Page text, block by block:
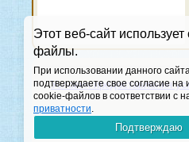
Этот веб-сайт
файлы.
При использовании данного
подтверждаете свое согласие на
cookie-файлов в соответствии с
приватности.
Подтверждаю
• Условия предоставления
© 2026 Книжная гавань -